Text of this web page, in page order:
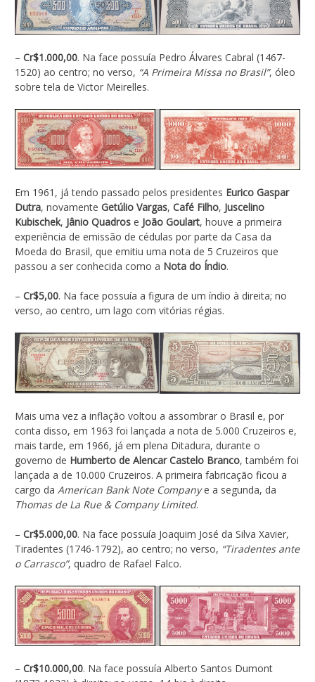
– Cr$1.000,00. Na face possuía Pedro Álvares Cabral (1467-
1520) ao centro; no verso, “A Primeira Missa no Brasil”, óleo
sobre tela de Victor Meirelles.
Em 1961, já tendo passado pelos presidentes Eurico Gaspar
Dutra, novamente Getúlio Vargas, Café Filho, Juscelino
Kubischek, Jânio Quadros e João Goulart, houve a primeira
experiência de emissão de cédulas por parte da Casa da
Moeda do Brasil, que emitiu uma nota de 5 Cruzeiros que
passou a ser conhecida como a Nota do Índio.
– Cr$5,00. Na face possuía a figura de um índio à direita; no
verso, ao centro, um lago com vitórias régias.
Mais uma vez a inflação voltou a assombrar o Brasil e, por
conta disso, em 1963 foi lançada a nota de 5.000 Cruzeiros e,
mais tarde, em 1966, já em plena Ditadura, durante o
governo de Humberto de Alencar Castelo Branco, também foi
lançada a de 10.000 Cruzeiros. A primeira fabricação ficou a
cargo da American Bank Note Companye a segunda, da
Thomas de La Rue & Company Limited.
– Cr$5.000,00. Na face possuía Joaquim José da Silva Xavier,
Tiradentes (1746-1792), ao centro; no verso, “Tiradentes ante
o Carrasco”, quadro de Rafael Falco.
– Cr$10.000,00. Na face possuía Alberto Santos Dumont